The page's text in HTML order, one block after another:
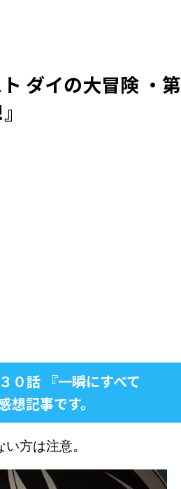
ダイの大冒険 ・第
０話 『一瞬にすべて
記事です。
方は注意。